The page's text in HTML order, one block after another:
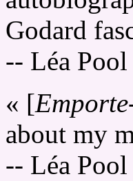
Godard
-- Léa Pool
« [
about my
-- Léa Pool